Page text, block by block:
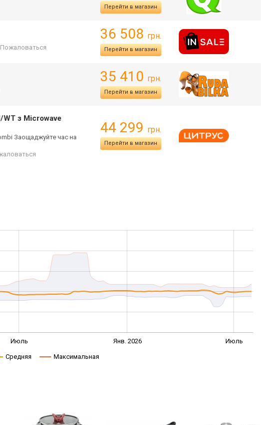
Перейти в магазин
Пожаловаться
36 508 грн.
Перейти в магазин
35 410 грн.
Перейти в магазин
з Microwave
Заощаджуйте час на
44 299 грн.
Перейти в магазин
Июль Янв. 2026 Июль
Средняя Максимальная